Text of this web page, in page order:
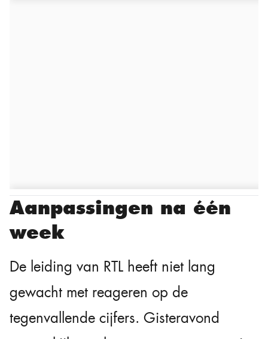
Aanpassingen na één
week
De leiding van RTL heeft niet lang
gewacht met reageren op de
tegenvallende cijfers. Gisteravond